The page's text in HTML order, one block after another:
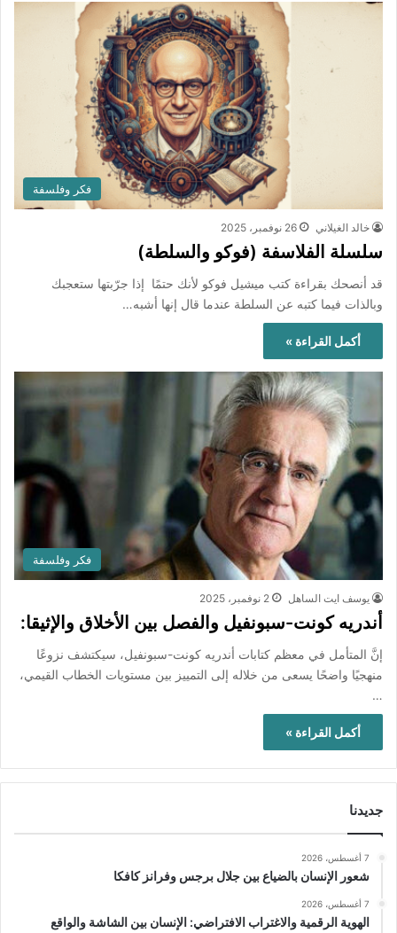
فكر وفلسفة
خالد الغيلاني 26 نوفمبر، 2025
سلسلة الفلاسفة (فوكو والسلطة)
قد أنصحك بقراءة كتب ميشيل فوكو لأنك حتمًا إذا جرّبتها ستعجبك
وبالذات فيما كتبه عن السلطة عندما قال إنها أشبه…
أكمل القراءة »
فكر وفلسفة
يوسف ايت الساهل 2 نوفمبر، 2025
أندريه كونت-سبونفيل والفصل بين الأخلاق والإثيقا:
إنَّ المتأمل في معظم كتابات أندريه كونت-سبونفيل، سيكتشف نزوعًا
منهجيًا واضحًا يسعى من خلاله إلى التمييز بين مستويات الخطاب القيمي،
…
أكمل القراءة »
جديدنا
7 أغسطس، 2026
شعور الإنسان بالضياع بين جلال برجس وفرانز كافكا
7 أغسطس، 2026
الهوية الرقمية والاغتراب الافتراضي: الإنسان بين الشاشة والواقع